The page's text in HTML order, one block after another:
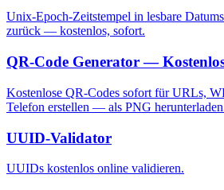
Unix-Epoch-Zeitstempel in lesbare
zurück — kostenlos, sofort.
QR-Code Generator —
Kostenlose QR-Codes sofort für URLs,
Telefon erstellen — als PNG
UUID-Validator
UUIDs kostenlos online validieren.